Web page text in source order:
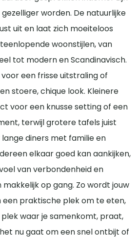
worden. De natuurlijke
uit en laat zich moeiteloos
woonstijlen, van
tot modern en Scandinavisch.
een frisse uitstraling of
stoere, chique look. Kleinere
voor een knusse setting of een
terwijl grotere tafels juist
diners met familie en
elkaar goed kan aankijken,
van verbondenheid en
op gang. Zo wordt jouw
praktische plek om te eten,
waar je samenkomt, praat,
nu gaat om een snel ontbijt of